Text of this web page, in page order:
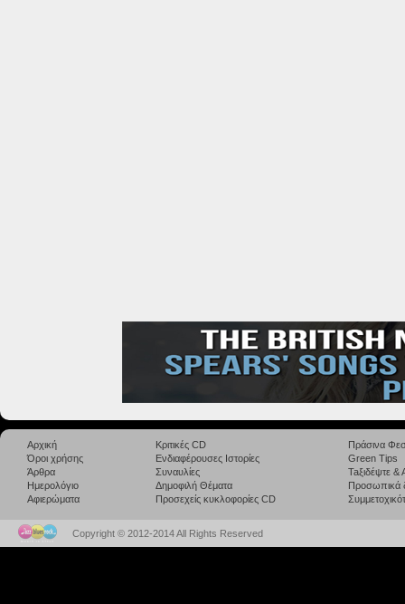
Αρχική
Όροι χρήσης
Άρθρα
Ημερολόγιο
Αφιερώματα
Κριτικές CD
Ενδιαφέρουσες Ιστορίες
Συναυλίες
Δημοφιλή Θέματα
Προσεχείς κυκλοφορίες CD
Πράσινα
Green Tips
Taξιδέψτε
Προσωπικά
Copyright © 2012-2014 All Rights Reserved